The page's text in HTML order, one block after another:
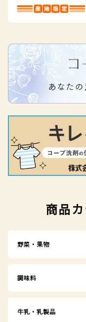
商品
野菜・果物
調味料
牛乳・乳製品